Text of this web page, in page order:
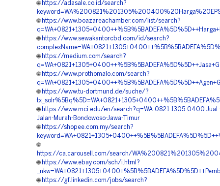
🌐 https://adasale.co.id/search?
🌐 https://www.boazareachamber.com/list/search?
🌐 https://www.sewakantorcbd.com/id/search?
🌐 https://medium.com/search?
🌐 https://www.prothomalo.com/search?
🌐 https://www.tu-dortmund.de/suche/?
🌐 https://www.mci.edu/en/search?q=WA-0821-1305-0400-Jual-
Jalan-Murah-Bondowoso-Jawa-Timur
🌐 https://shopee.com.my/search?
🌐
https://ca.carousell.com/search/
🌐 https://www.ebay.com/sch/i.html?
🌐 https://gf.linkedin.com/jobs/search?